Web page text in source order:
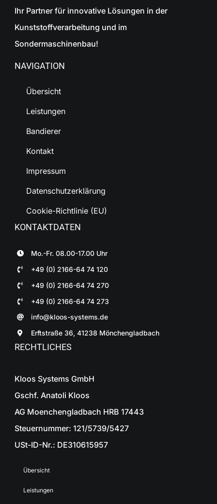
Ihr Partner für innovative Lösungen in der
Kunststoffverarbeitung und im
Sondermaschinenbau!
NAVIGATION
Übersicht
Leistungen
Bandierer
Kontakt
Impressum
Datenschutzerklärung
Cookie-Richtlinie (EU)
KONTAKTDATEN
Mo.-Fr. 08.00-17.00 Uhr
+49 (0) 2166-64 74 120
+49 (0) 2166-64 74 270
+49 (0) 2166-64 74 273
info@kloos-systems.de
Erftstraße 36, 41238 Mönchengladbach
RECHTLICHES
Kloos Systems GmbH
Gschf. Anatoli Kloos
AG Moenchengladbach HRB 17443
Steuernummer: 121/5739/5427
USt-ID-Nr.: DE310615957
Übersicht
Leistungen